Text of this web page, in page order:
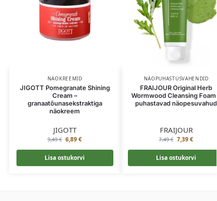
NÄOKREEMID
JIGOTT Pomegranate Shining
Cream –
granaatõunasekstraktiga
näokreem
JIGOTT
9,49€ 6,89€
Lisa ostukorvi
NÄOPUHASTUSVAHENDID
FRAIJOUR Original Herb
Wormwood Cleansing Foam
puhastavad näopesuvahud
FRAIJOUR
7,49€ 7,39€
Lisa ostukorvi